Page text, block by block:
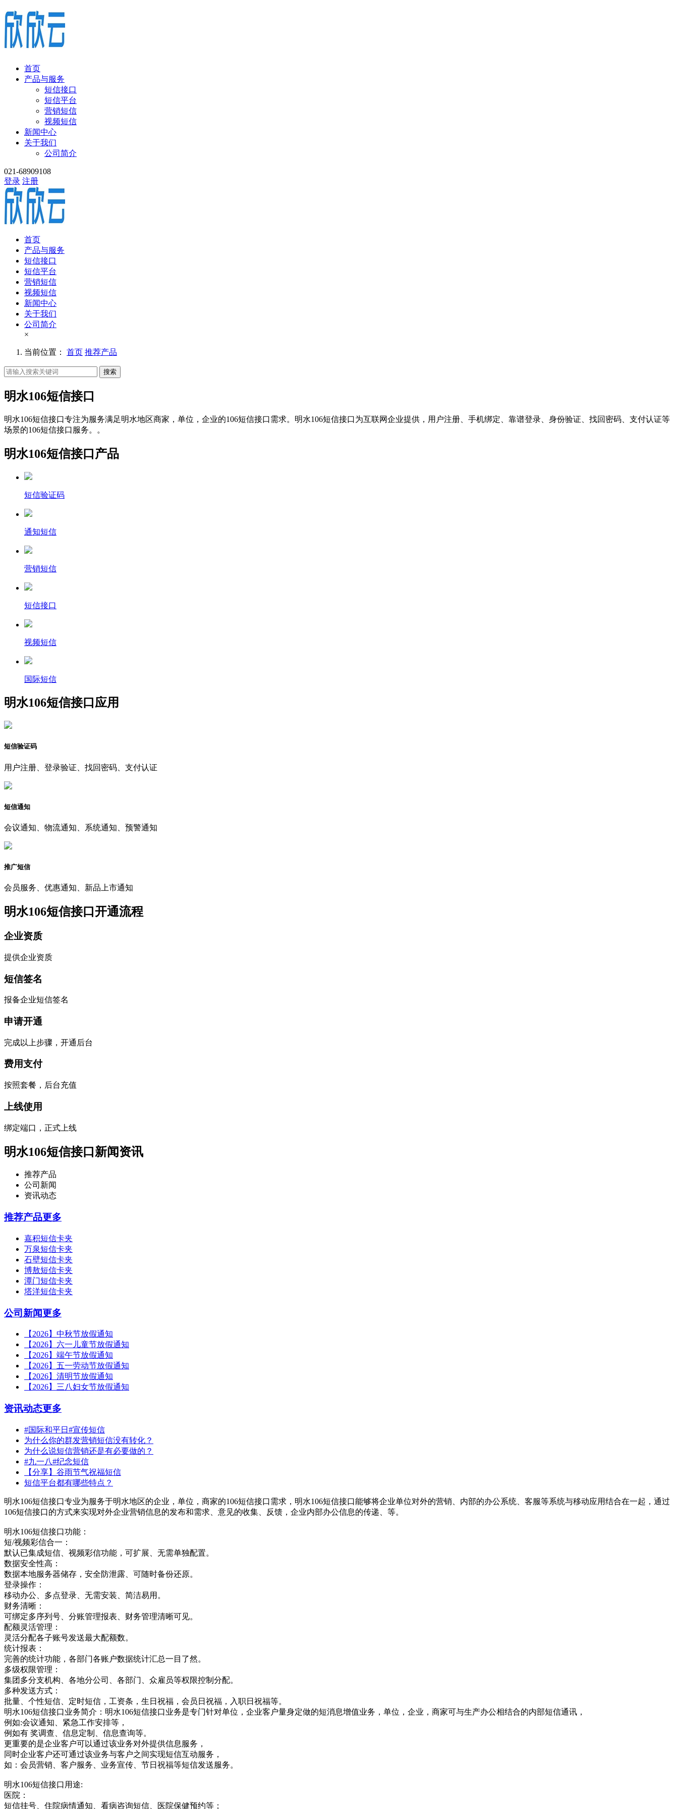
首页
产品与服务
短信接口
短信平台
营销短信
视频短信
新闻中心
关于我们
公司简介
021-68909108
登录 注册
首页
产品与服务
短信接口
短信平台
营销短信
视频短信
新闻中心
关于我们
公司简介
×
当前位置： 首页 推荐产品
搜索
明水106短信接口
明水106短信接口专注为服务满足明水地区商家，单位，企业的106短信接口需求。明水106短信接口为互联网企业提供，用户注册、手机绑定、靠谱登录、身份验证、找回密码、支付认证等
场景的106短信接口服务。。
明水106短信接口产品
短信验证码
通知短信
营销短信
短信接口
视频短信
国际短信
明水106短信接口应用
短信验证码
用户注册、登录验证、找回密码、支付认证
短信通知
会议通知、物流通知、系统通知、预警通知
推广短信
会员服务、优惠通知、新品上市通知
明水106短信接口开通流程
企业资质
提供企业资质
短信签名
报备企业短信签名
申请开通
完成以上步骤，开通后台
费用支付
按照套餐，后台充值
上线使用
绑定端口，正式上线
明水106短信接口新闻资讯
推荐产品
公司新闻
资讯动态
推荐产品更多
嘉积短信卡夹
万泉短信卡夹
石壁短信卡夹
博敖短信卡夹
潭门短信卡夹
塔洋短信卡夹
公司新闻更多
【2026】中秋节放假通知
【2026】六一儿童节放假通知
【2026】端午节放假通知
【2026】五一劳动节放假通知
【2026】清明节放假通知
【2026】三八妇女节放假通知
资讯动态更多
#国际和平日#宣传短信
为什么你的群发营销短信没有转化？
为什么说短信营销还是有必要做的？
#九一八#纪念短信
【分享】谷雨节气祝福短信
短信平台都有哪些特点？
明水106短信接口专业为服务于明水地区的企业，单位，商家的106短信接口需求，明水106短信接口能够将企业单位对外的营销、内部的办公系统、客服等系统与移动应用结合在一起，通过
106短信接口的方式来实现对外企业营销信息的发布和需求、意见的收集、反馈，企业内部办公信息的传递、等。
明水106短信接口功能：
短/视频彩信合一：
默认已集成短信、视频彩信功能，可扩展、无需单独配置。
数据安全性高：
数据本地服务器储存，安全防泄露、可随时备份还原。
登录操作：
移动办公、多点登录、无需安装、简洁易用。
财务清晰：
可绑定多序列号、分账管理报表、财务管理清晰可见。
配额灵活管理：
灵活分配各子账号发送最大配额数。
统计报表：
完善的统计功能，各部门各账户数据统计汇总一目了然。
多级权限管理：
集团多分支机构、各地分公司、各部门、众雇员等权限控制分配。
多种发送方式：
批量、个性短信、定时短信，工资条，生日祝福，会员日祝福，入职日祝福等。
明水106短信接口业务简介：明水106短信接口业务是专门针对单位，企业客户量身定做的短消息增值业务，单位，企业，商家可与生产办公相结合的内部短信通讯，
例如:会议通知、紧急工作安排等，
例如有 奖调查、信息定制、信息查询等。
更重要的是企业客户可以通过该业务对外提供信息服务，
同时企业客户还可通过该业务与客户之间实现短信互动服务，
如：会员营销、客户服务、业务宣传、节日祝福等短信发送服务。
明水106短信接口用途:
医院：
短信挂号、住院病情通知、看病咨询短信、医院保健预约等；